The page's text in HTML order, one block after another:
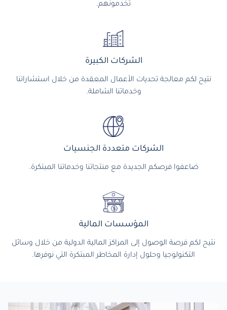
تخدمونهم.
الشركات الكبيرة
نتيح لكم معالجة تحديات الأعمال المعقدة من خلال استشاراتنا
وخدماتنا الشاملة.
الشركات متعددة الجنسيات
ضاعفوا فرصكم الجديدة مع منتجاتنا وخدماتنا المبتكرة.
المؤسسات المالية
نتيح لكم فرصة الوصول إلى المراكز المالية الدولية من خلال وسائل
التكنولوجيا وحلول إدارة المخاطر المبتكرة التي نوفرها.